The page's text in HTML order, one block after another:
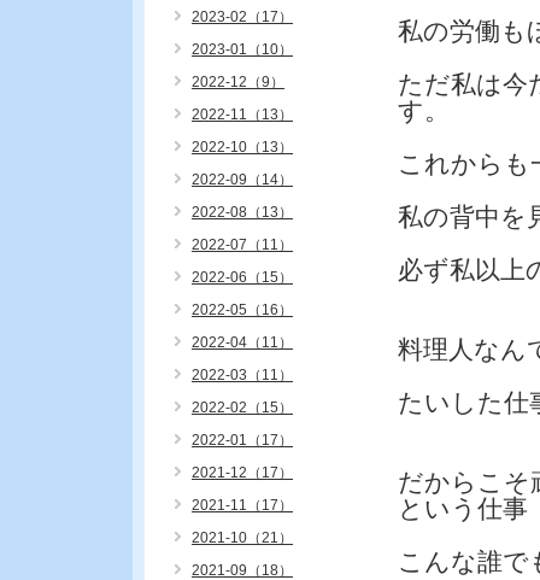
私の労働も
ただ私は今
す。
これからも
私の背中を
必ず私以上
料理人なん
たいした仕
だからこそ
という仕事
こんな誰で
2023-02（17）
2023-01（10）
2022-12（9）
2022-11（13）
2022-10（13）
2022-09（14）
2022-08（13）
2022-07（11）
2022-06（15）
2022-05（16）
2022-04（11）
2022-03（11）
2022-02（15）
2022-01（17）
2021-12（17）
2021-11（17）
2021-10（21）
2021-09（18）